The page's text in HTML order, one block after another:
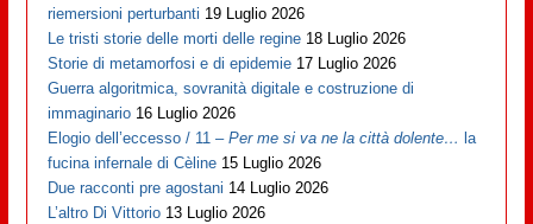
riemersioni perturbanti 19 Luglio 2026
Le tristi storie delle morti delle regine 18 Luglio 2026
Storie di metamorfosi e di epidemie 17 Luglio 2026
Guerra algoritmica, sovranità digitale e costruzione di
immaginario 16 Luglio 2026
Elogio dell’eccesso / 11 –Per me si va ne la città dolente… la
fucina infernale di Cèline 15 Luglio 2026
Due racconti pre agostani 14 Luglio 2026
L’altro Di Vittorio 13 Luglio 2026